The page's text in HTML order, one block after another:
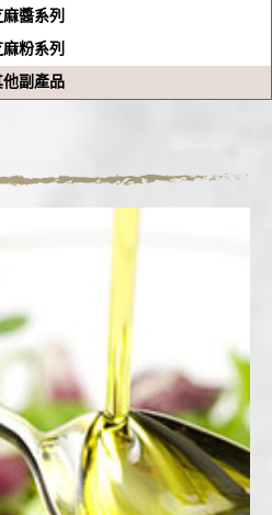
醬系列
粉系列
他副產品